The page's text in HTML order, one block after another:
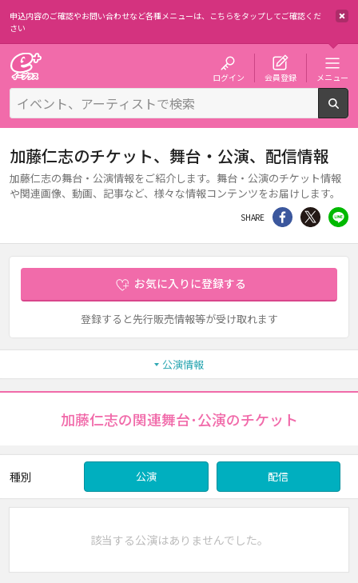
申込内容のご確認やお問い合わせなど各種メニューは、 こちらをタップしてご確認くだ
さい
ログイン 会員登録 メニュー
加藤仁志のチケット、舞台・公演、配信情報
加藤仁志の舞台・公演情報をご紹介します。舞台・公演のチケット情報
や関連画像、動画、記事など、様々な情報コンテンツをお届けします。
SHARE シェア Twitter
お気に入りに登録する
登録すると先行販売情報等が受け取れます
公演情報
加藤仁志の関連舞台･公演のチケット
種別 公演 配信
該当する公演はありませんでした。